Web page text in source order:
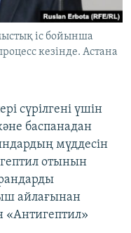
іс бойынша
кезінде. Астана
сүрілгені үшін
баспанадан
мүддесін
отынын
айлағынан